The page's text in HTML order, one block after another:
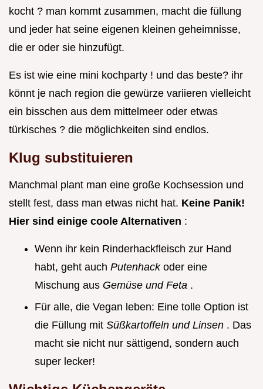
kocht ? man kommt zusammen, macht die füllung
und jeder hat seine eigenen kleinen geheimnisse,
die er oder sie hinzufügt.
Es ist wie eine mini kochparty ! und das beste? ihr
könnt je nach region die gewürze variieren vielleicht
ein bisschen aus dem mittelmeer oder etwas
türkisches ? die möglichkeiten sind endlos.
Klug substituieren
Manchmal plant man eine große Kochsession und
stellt fest, dass man etwas nicht hat. Keine Panik!
Hier sind einige coole Alternativen :
Wenn ihr kein Rinderhackfleisch zur Hand
habt, geht auch Putenhack oder eine
Mischung aus Gemüse und Feta .
Für alle, die Vegan leben: Eine tolle Option ist
die Füllung mit Süßkartoffeln und Linsen . Das
macht sie nicht nur sättigend, sondern auch
super lecker!